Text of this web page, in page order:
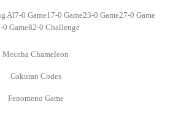
AI7-0 Game17-0 Game23-0 Game27-0 Game
0 Game82-0 Challenge
Meccha Chameleon
Gakuran Codes
Fenomeno Game